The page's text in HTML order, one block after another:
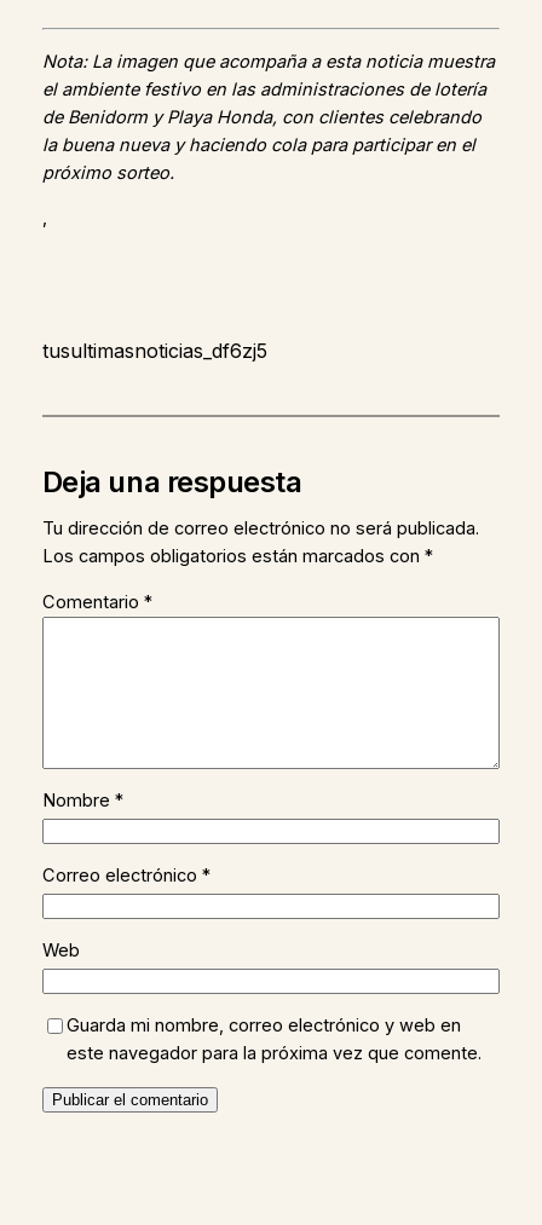
Nota: La imagen que acompaña a esta noticia muestra
el ambiente festivo en las administraciones de lotería
de Benidorm y Playa Honda, con clientes celebrando
la buena nueva y haciendo cola para participar en el
próximo sorteo.
,
tusultimasnoticias_df6zj5
Deja una respuesta
Tu dirección de correo electrónico no será publicada.
Los campos obligatorios están marcados con *
Comentario *
Nombre *
Correo electrónico *
Web
Guarda mi nombre, correo electrónico y web en
este navegador para la próxima vez que comente.